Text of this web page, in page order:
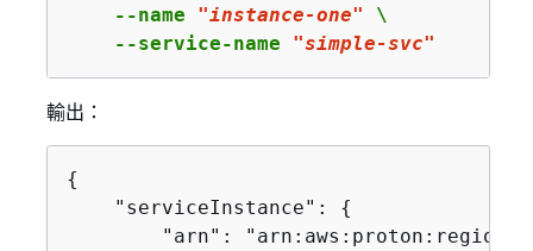
    --name
"instance-one" \
    --service-name
"simple-svc"
輸出：
{
    "serviceInstance":
{
"arn":